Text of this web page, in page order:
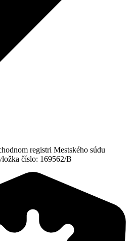
registri Mestského súdu
číslo: 169562/B